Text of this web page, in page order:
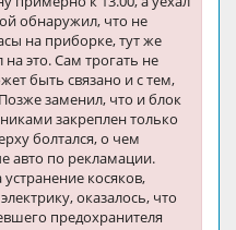
обнаружил, что не
на приборке, тут же
на это. Сам трогать не
быть связано и с тем,
заменил, что и блок
закреплен только
болтался, о чем
авто по рекламации.
устранение косяков,
оказалось, что
предохранителя